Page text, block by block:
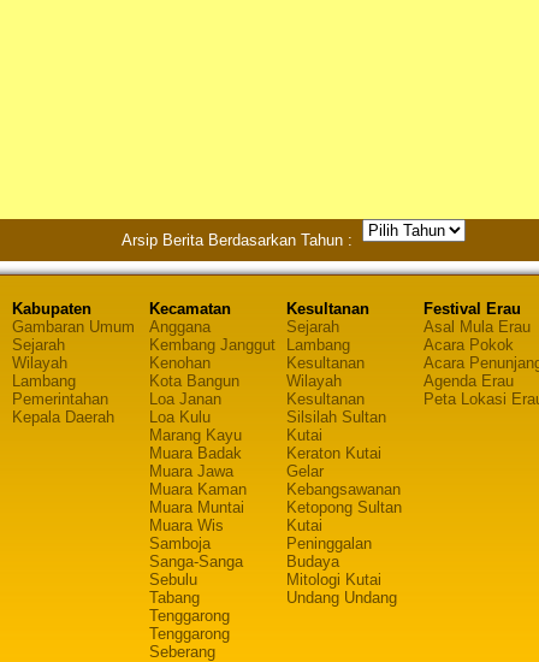
Arsip Berita Berdasarkan Tahun :
Kabupaten
Gambaran Umum
Sejarah
Wilayah
Lambang
Pemerintahan
Kepala Daerah
Kecamatan
Anggana
Kembang Janggut
Kenohan
Kota Bangun
Loa Janan
Loa Kulu
Marang Kayu
Muara Badak
Muara Jawa
Muara Kaman
Muara Muntai
Muara Wis
Samboja
Sanga-Sanga
Sebulu
Tabang
Tenggarong
Tenggarong
Seberang
Kesultanan
Sejarah
Lambang
Kesultanan
Wilayah
Kesultanan
Silsilah Sultan
Kutai
Keraton Kutai
Gelar
Kebangsawanan
Ketopong Sultan
Kutai
Peninggalan
Budaya
Mitologi Kutai
Undang Undang
Festival Erau
Asal Mula Erau
Acara Pokok
Acara
Agenda Erau
Peta Lokasi